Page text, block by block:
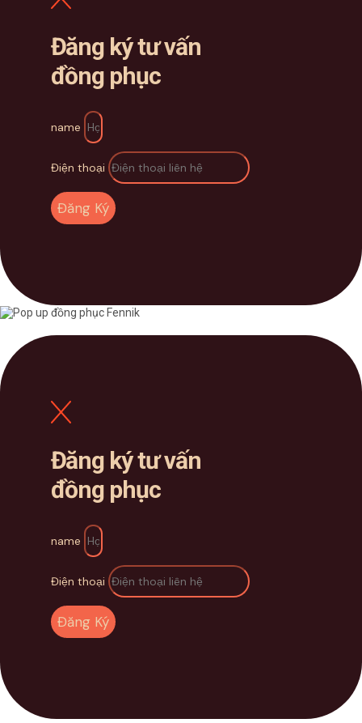
Đăng ký tư vấn
đồng phục
name
Điện thoại
Đăng Ký
Đăng ký tư vấn
đồng phục
name
Điện thoại
Đăng Ký